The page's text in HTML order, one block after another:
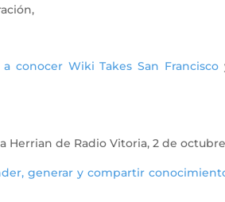
conocer Wiki Takes San Francisco
Herrian de Radio Vitoria, 2 de
generar y compartir